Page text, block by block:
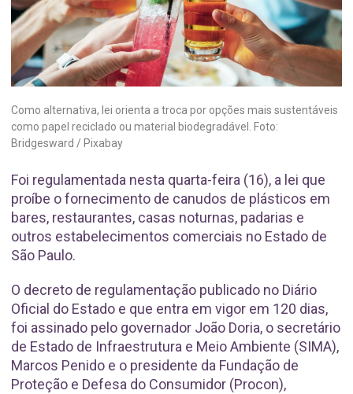
Como alternativa, lei orienta a troca por opções mais sustentáveis
como papel reciclado ou material biodegradável. Foto:
Bridgesward / Pixabay
Foi regulamentada nesta quarta-feira (16), a lei que
proíbe o fornecimento de canudos de plásticos em
bares, restaurantes, casas noturnas, padarias e
outros estabelecimentos comerciais no Estado de
São Paulo.
O decreto de regulamentação publicado no Diário
Oficial do Estado e que entra em vigor em 120 dias,
foi assinado pelo governador João Doria, o secretário
de Estado de Infraestrutura e Meio Ambiente (SIMA),
Marcos Penido e o presidente da Fundação de
Proteção e Defesa do Consumidor (Procon),